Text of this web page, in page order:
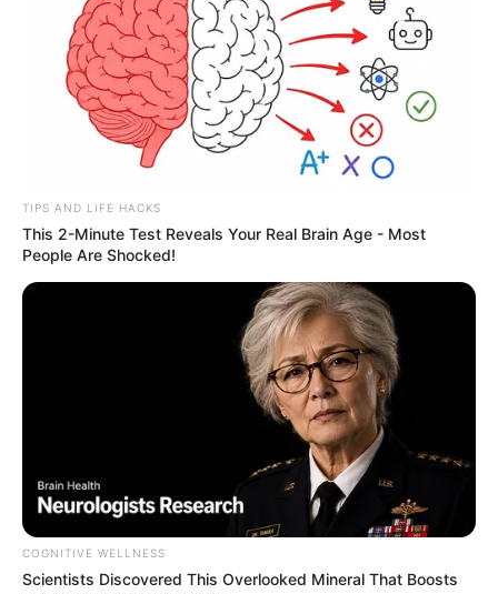
TIPS AND LIFE HACKS
This 2-Minute Test Reveals Your Real Brain Age - Most
People Are Shocked!
COGNITIVE WELLNESS
Scientists Discovered This Overlooked Mineral That Boosts